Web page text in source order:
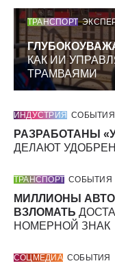
ТРАНСПОРТ
КАК ИИ
ТРАМВАЯМИ
ИНДУСТРИЯ СОБЫТИЯ
РАЗРАБОТАНЫ
ДЕЛАЮТ
ТРАНСПОРТ СОБЫТИЯ
МИЛЛИОНЫ
ВЗЛОМАТЬ
НОМЕРНОЙ ЗНАК
СОЦМЕДИА СОБЫТИЯ